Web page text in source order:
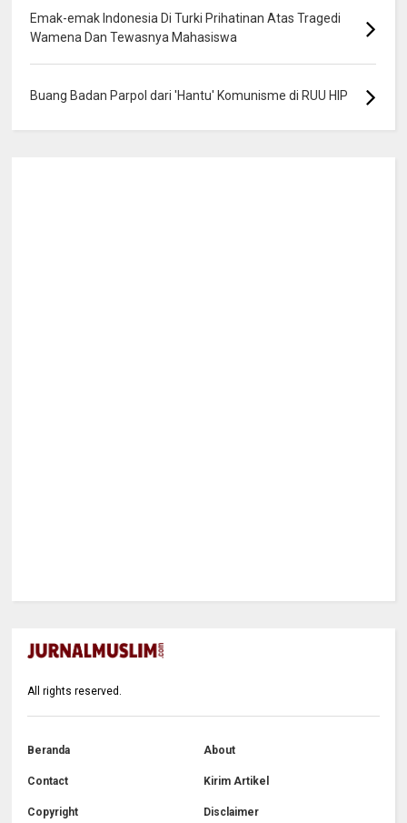
Emak-emak Indonesia Di Turki Prihatinan Atas Tragedi
Wamena Dan Tewasnya Mahasiswa
Buang Badan Parpol dari 'Hantu' Komunisme di RUU HIP
All rights reserved.
Beranda About
Contact Kirim Artikel
Copyright Disclaimer